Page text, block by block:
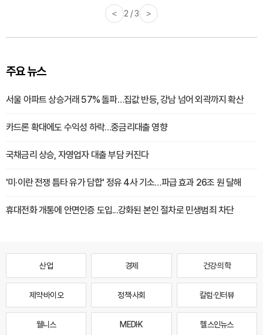
< 3 / 3 >
주요 뉴스
서울 아파트 상승거래 57% 돌파…집값 반등, 강남 넘어 외곽까지 확산
카드론 확대에도 수익성 하락…중금리대출 영향
국채금리 상승, 자영업자 대출 부담 커진다
'미·이란 전쟁 틈타 유가 담합' 정유 4사 기소…파급 효과 26조 원 달해
휴대전화 개통에 안면인증 도입...강화된 본인 절차로 민생범죄 차단
산업 경제 건강·의학
제약·바이오 정책·사회 칼럼·인터뷰
웰니스 MEDI·K 헬스인뉴스